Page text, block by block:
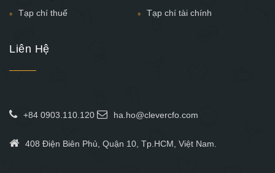
Tạp chí thuế
Tạp chí tài chính
Liên Hệ
+84 0903.110.120 ha.ho@clevercfo.com
408 Điện Biên Phủ, Quận 10, Tp.HCM, Việt Nam.